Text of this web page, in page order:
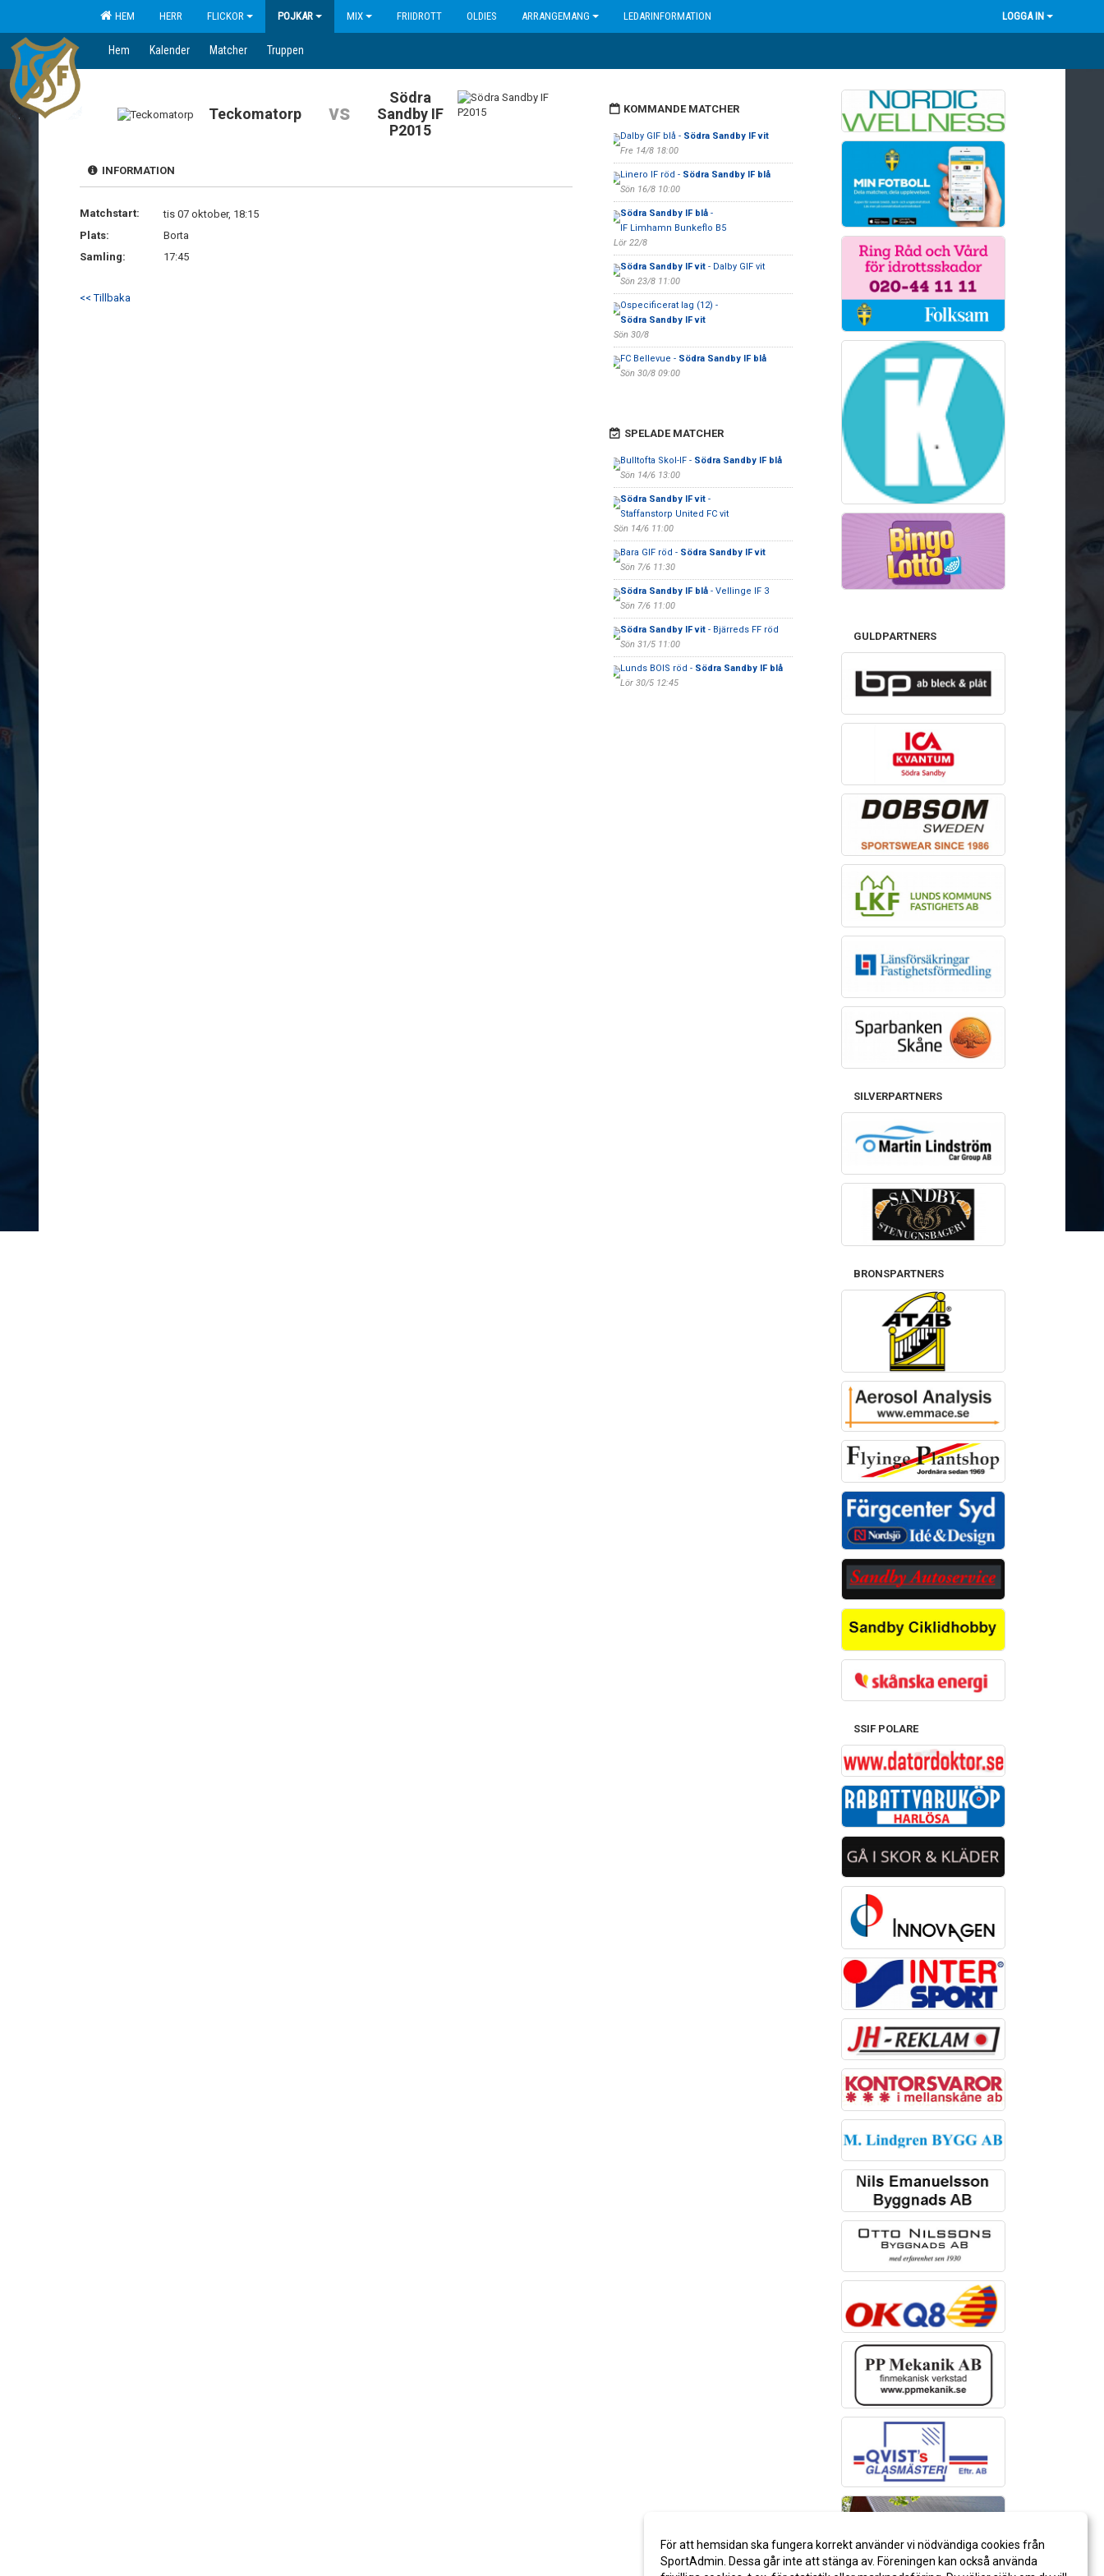
HEM HERR FLICKOR POJKAR MIX FRIIDROTT OLDIES ARRANGEMANG LEDARINFORMATION LOGGA IN
Hem Kalender Matcher Truppen
Teckomatorp vs
Södra
Sandby IF
P2015
INFORMATION
Matchstart:
tis 07 oktober, 18:15
Plats:
Borta
Samling:
17:45
<< Tillbaka
KOMMANDE MATCHER
Dalby GIF blå - Södra Sandby IF vit
Fre 14/8 18:00
Linero IF röd - Södra Sandby IF blå
Sön 16/8 10:00
Södra Sandby IF blå-
IF Limhamn Bunkeflo B5
Lör 22/8
Södra Sandby IF vit- Dalby GIF vit
Sön 23/8 11:00
Ospecificerat lag (12) -
Södra Sandby IF vit
Sön 30/8
FC Bellevue - Södra Sandby IF blå
Sön 30/8 09:00
SPELADE MATCHER
Bulltofta Skol-IF - Södra Sandby IF blå
Sön 14/6 13:00
Södra Sandby IF vit-
Staffanstorp United FC vit
Sön 14/6 11:00
Bara GIF röd - Södra Sandby IF vit
Sön 7/6 11:30
Södra Sandby IF blå- Vellinge IF 3
Sön 7/6 11:00
Södra Sandby IF vit- Bjärreds FF röd
Sön 31/5 11:00
Lunds BOIS röd - Södra Sandby IF blå
Lör 30/5 12:45
GULDPARTNERS
SILVERPARTNERS
BRONSPARTNERS
SSIF POLARE
För att hemsidan ska fungera korrekt använder vi nödvändiga cookies från
SportAdmin. Dessa går inte att stänga av. Föreningen kan också använda